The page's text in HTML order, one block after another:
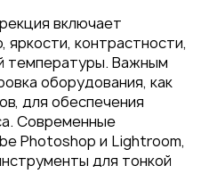
включает
яркости, контрастности,
температуры. Важным
оборудования, как
для обеспечения
Современные
Photoshop и Lightroom,
для тонкой